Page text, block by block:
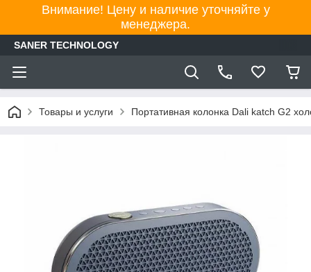
Внимание! Цену и наличие уточняйте у
менеджера.
SANER TECHNOLOGY
Товары и услуги Портативная колонка Dali katch G2